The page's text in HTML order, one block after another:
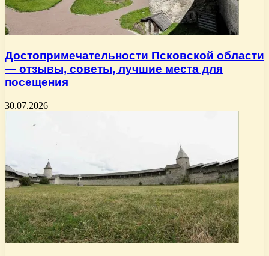
Достопримечательности Псковской области
— отзывы, советы, лучшие места для
посещения
30.07.2026